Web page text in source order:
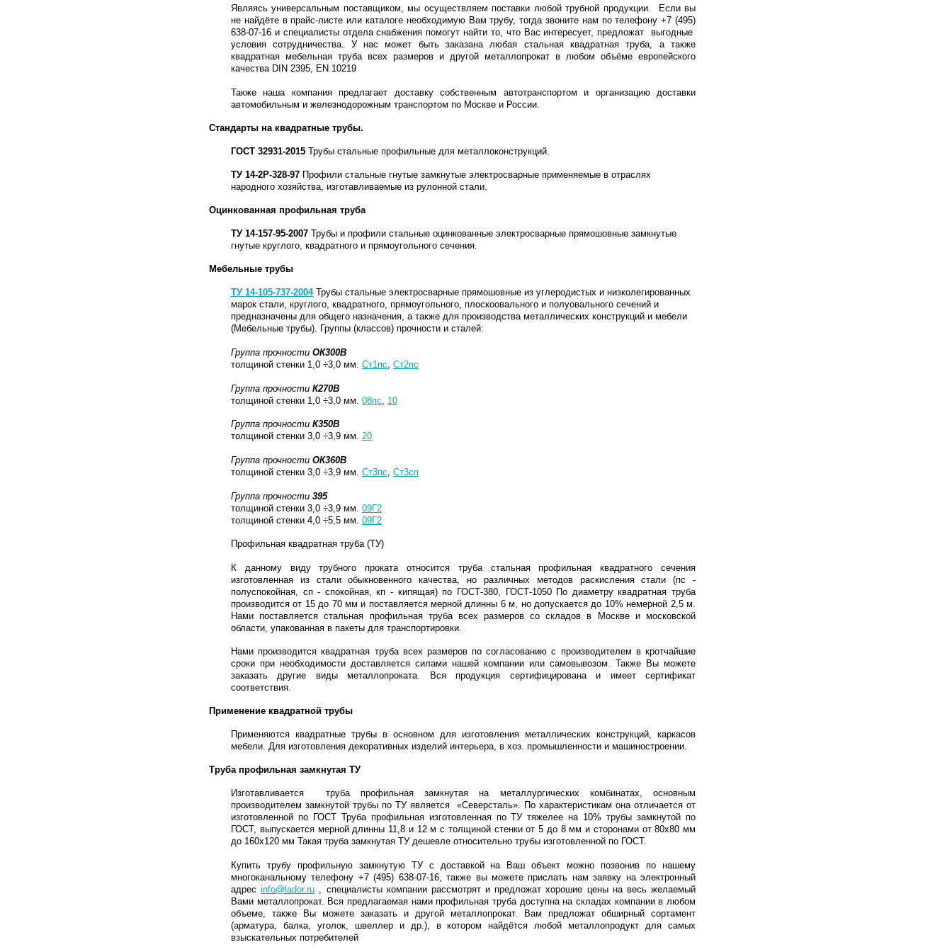
Являясь универсальным поставщиком, мы осуществляем поставки любой трубной продукции. Если вы
не найдёте в прайс-листе или каталоге необходимую Вам трубу, тогда звоните нам по телефону +7 (495)
638-07-16 и специалисты отдела снабжения помогут найти то, что Вас интересует, предложат выгодные
условия сотрудничества. У нас может быть заказана любая стальная квадратная труба, а также
квадратная мебельная труба всех размеров и другой металлопрокат в любом объёме европейского
качества DIN 2395, EN 10219
Также наша компания предлагает доставку собственным автотранспортом и организацию доставки
автомобильным и железнодорожным транспортом по Москве и России.
Стандарты на квадратные трубы.
ГОСТ 32931-2015 Трубы стальные профильные для металлоконструкций.
ТУ 14-2Р-328-97 Профили стальные гнутые замкнутые электросварные применяемые в отраслях
народного хозяйства, изготавливаемые из рулонной стали.
Оцинкованная профильная труба
ТУ 14-157-95-2007 Трубы и профили стальные оцинкованные электросварные прямошовные замкнутые
гнутые круглого, квадратного и прямоугольного сечения.
Мебельные трубы
ТУ 14-105-737-2004Трубы стальные электросварные прямошовные из углеродистых и низколегированных
марок стали, круглого, квадратного, прямоугольного, плоскоовального и полуовального сечений и
предназначены для общего назначения, а также для производства металлических конструкций и мебели
(Мебельные трубы). Группы (классов) прочности и сталей:
Группа прочности ОК300В
толщиной стенки 1,0 ÷3,0 мм. Ст1пс, Ст2пс
Группа прочности К270В
толщиной стенки 1,0 ÷3,0 мм. 08пс 10
Группа прочности К350В
толщиной стенки 3,0 ÷3,9 мм. 20
Группа прочности ОК360В
толщиной стенки 3,0 ÷3,9 мм. Ст3пс Ст3сп
Группа прочности 395
толщиной стенки 3,0 ÷3,9 мм. 09Г2
толщиной стенки 4,0 ÷5,5 мм. 09Г2
Профильная квадратная труба (ТУ)
К данному виду трубного проката относится труба стальная профильная квадратного сечения
изготовленная из стали обыкновенного качества, но различных методов раскисления стали (пс -
полуспокойная, сп - спокойная, кп - кипящая) по ГОСТ-380, ГОСТ-1050По диаметру квадратная труба
производится от 15 до 70 мм и поставляется мерной длинны 6 м, но допускается до 10% немерной 2,5 м.
Нами поставляется стальная профильная труба всех размеров со складов в Москве и московской
области, упакованная в пакеты для транспортировки.
Нами производится квадратная труба всех размеров по согласованию с производителем в кротчайшие
сроки при необходимости доставляется силами нашей компании или самовывозом. Также Вы можете
заказать другие виды металлопроката. Вся продукция сертифицирована и имеет сертификат
соответствия.
Применение квадратной трубы
Применяются квадратные трубы в основном для изготовления металлических конструкций, каркасов
мебели. Для изготовления декоративных изделий интерьера, в хоз. промышленности и машиностроении.
Труба профильная замкнутая ТУ
Изготавливается труба профильная замкнутая на металлургических комбинатах, основным
производителем замкнутой трубы по ТУ является «Северсталь». По характеристикам она отличается от
изготовленной по ГОСТТруба профильная изготовленная по ТУ тяжелее на 10% трубы замкнутой по
ГОСТ, выпускается мерной длинны 11,8 и 12 м с толщиной стенки от 5 до 8 мм и сторонами от 80х80 мм
до 160х120 мм Такая труба замкнутая ТУ дешевле относительно трубы изготовленной по ГОСТ.
Купить трубу профильную замкнутую ТУ с доставкой на Ваш объект можно позвонив по нашему
многоканальному телефону +7 (495) 638-07-16, также вы можете прислать нам заявку на электронный
адресinfo@lador.ru , специалисты компании рассмотрят и предложат хорошие цены на весь желаемый
Вами металлопрокат. Вся предлагаемая нами профильная труба доступна на складах компании в любом
объеме, также Вы можете заказать и другой металлопрокат. Вам предложат обширный сортамент
(арматура, балка, уголок, швеллер и др.), в котором найдётся любой металлопродукт для самых
взыскательных потребителей